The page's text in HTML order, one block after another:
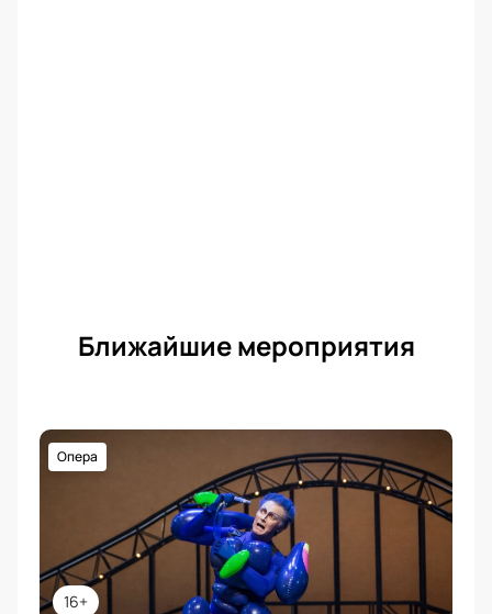
Ближайшие мероприятия
16+
Опера